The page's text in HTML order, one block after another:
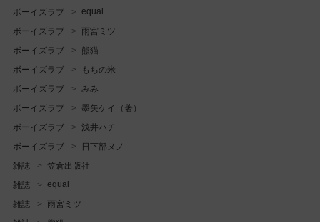
ボーイズラブ equal
ボーイズラブ 雨宮ミツ
ボーイズラブ 熊猫
ボーイズラブ もちの米
ボーイズラブ みみ
ボーイズラブ 墨矢ケイ（著）
ボーイズラブ 浅井ハチ
ボーイズラブ 日下部ヌノ
雑誌 笠倉出版社
雑誌 equal
雑誌 雨宮ミツ